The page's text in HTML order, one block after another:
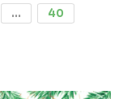
...
40